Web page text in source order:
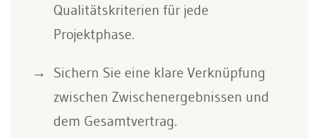
Qualitätskriterien für jede
Projektphase.
Sichern Sie eine klare Verknüpfung
zwischen Zwischenergebnissen und
dem Gesamtvertrag.